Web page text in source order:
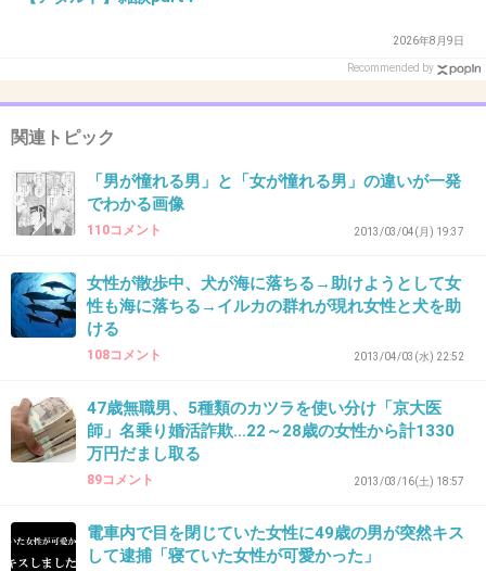
今すぐ駆け出して行きたいよ
33. 匿名2013/12/06(金) 10:05:39
あーあ
たかじん好きやったのにー
きもちわるい！
34. 匿名2013/12/06(金) 10:06:10
+105 -2
2026年8月9日
Recommended by
関連トピック
「男が憧れる男」と「女が憧れる男」の違いが一発
でわかる画像
110コメント 2013/03/04(月) 19:37
女性が散歩中、犬が海に落ちる→助けようとして女
性も海に落ちる→イルカの群れが現れ女性と犬を助
ける
108コメント 2013/04/03(水) 22:52
47歳無職男、5種類のカツラを使い分け「京大医
師」名乗り婚活詐欺…22～28歳の女性から計1330
万円だまし取る
89コメント 2013/03/16(土) 18:57
電車内で目を閉じていた女性に49歳の男が突然キス
して逮捕「寝ていた女性が可愛かった」